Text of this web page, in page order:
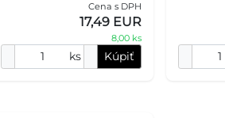
Cena s DPH
17,49 EUR
8,00 ks
ks Kúpiť